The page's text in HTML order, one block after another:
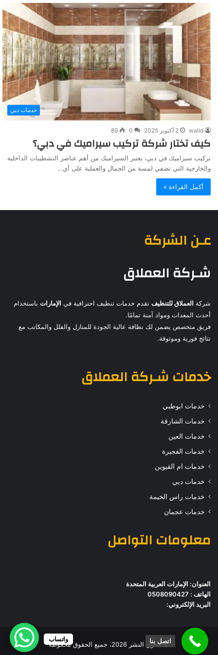
خدمات دبي
walid 2 أكتوبر 2025 0
89
كيف تختار شركة تركيب سيراميك في دبي؟
تركيب سيراميك في دبي، يعتبر السيراميك من أهم عناصر التشطيبات الداخلية
والخارجية التي تضفي لمسة من الجمال والعملية على أي…
أكمل القراءة »
عـن الشركة
شـركة العملاق
شركة العملاق للتنظيف تقدم خدمات تنظيف احترافية في الإمارات باستخدام
أحدث المعدات ومواد آمنة تمامًا.
فريق متخصص يضمن لك نظافة عالية الجودة للمنازل والفلل والمكاتب مع
نتائج فورية وموثوقة.
خدمات شـركة العملاق
خدمات ابوظبي
خدمات الشارقة
خدمات العين
خدمات الفجيرة
خدمات ام القيوين
خدمات دبي
خدمات راس الخيمة
خدمات عجمان
معلومات التواصل
العنوان: الإمارات العربية المتحدة
الهاتف : 0508090427
البريد الإلكتروني:
© حقوق النشر 2026، جميع الحقوق محفوظة
واتساب اتصل بنا